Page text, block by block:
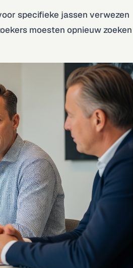
specifieke jassen verwezen
moesten opnieuw zoeken